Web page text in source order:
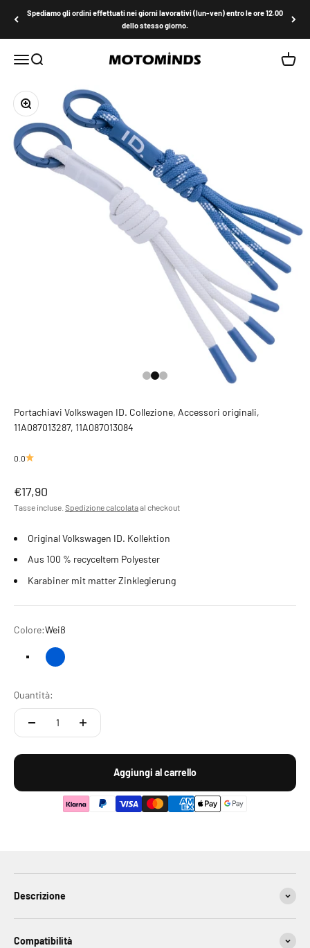
Spediamo gli ordini effettuati nei giorni lavorativi (lun-ven) entro le ore 12.00
dello stesso giorno.
MenùCerca MOTOMINDS
Ingrandisci immagine
Vai all'articolo 1
Vai all'articolo 2
Vai all'articolo 3
Portachiavi Volkswagen ID. Collezione, Accessori originali,
11A087013287, 11A087013084
0.0
Prezzo scontato
€17,90
Tasse incluse. Spedizione calcolataal checkout
Original Volkswagen ID. Kollektion
Aus 100 % recyceltem Polyester
Karabiner mit matter Zinklegierung
Colore:Weiß
Weiß Blau
Quantità:
Aggiungi al carrello
Descrizione
Compatibilità